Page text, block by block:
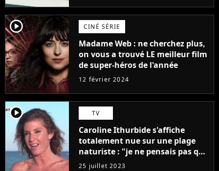
player2 CINÉ SÉRIE
Madame Web : ne cherchez plus,
on vous a trouvé LE meilleur film
de super-héros de l'année
12 février 2024
player2 TV
Caroline Ithurbide s'affiche
totalement nue sur une plage
naturiste : "je ne pensais pas que
j'arriverais à le faire..."
25 juillet 2023